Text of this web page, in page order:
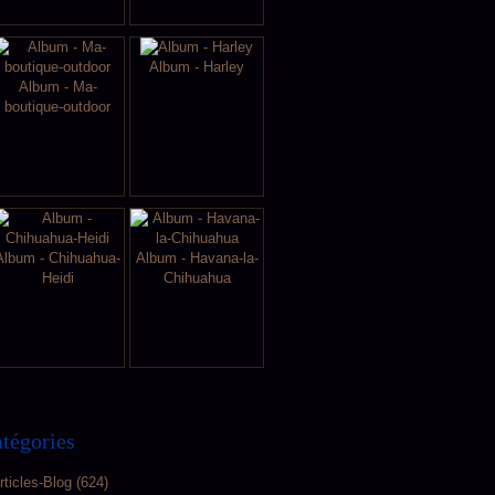
Album - Ma-
boutique-outdoor
Album - Harley
- Chihuahua-
Heidi
Album - Havana-la-
Chihuahua
Blog (624)